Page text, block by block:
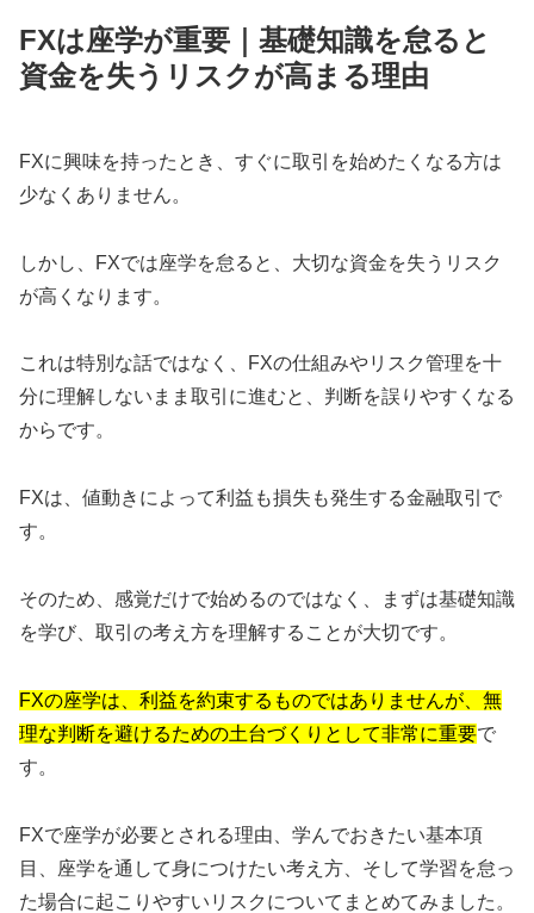
FXは座学が重要｜基礎知識を怠ると
資金を失うリスクが高まる理由
FXに興味を持ったとき、すぐに取引を始めたくなる方は
少なくありません。
しかし、FXでは座学を怠ると、大切な資金を失うリスク
が高くなります。
これは特別な話ではなく、FXの仕組みやリスク管理を十
分に理解しないまま取引に進むと、判断を誤りやすくなる
からです。
FXは、値動きによって利益も損失も発生する金融取引で
す。
そのため、感覚だけで始めるのではなく、まずは基礎知識
を学び、取引の考え方を理解することが大切です。
FXの座学は、利益を約束するものではありませんが、無
理な判断を避けるための土台づくりとして非常に重要で
す。
FXで座学が必要とされる理由、学んでおきたい基本項
目、座学を通して身につけたい考え方、そして学習を怠っ
た場合に起こりやすいリスクについてまとめてみました。